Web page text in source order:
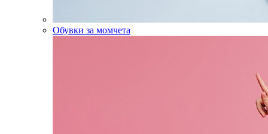
Обувки за момчета